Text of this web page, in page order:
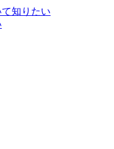
知りたい